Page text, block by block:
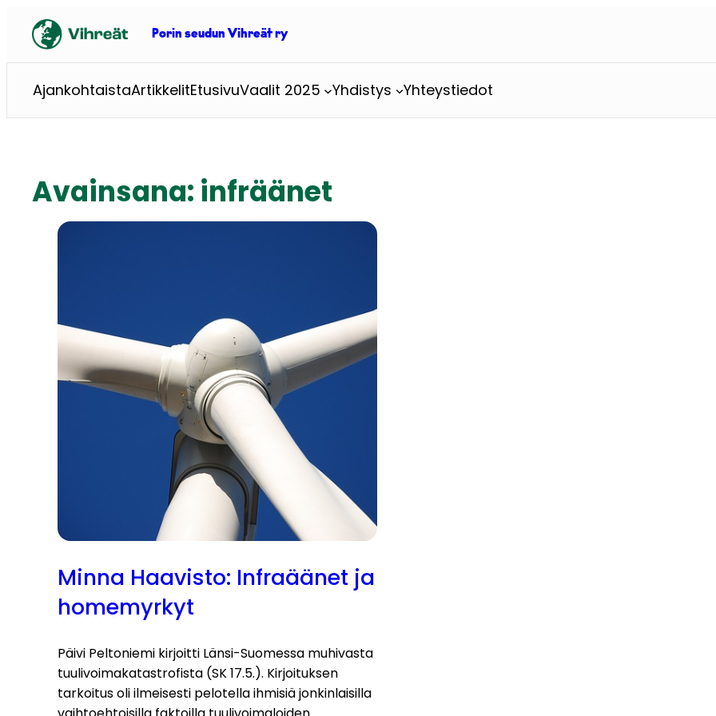
sisältöön
Porin seudun Vihreät ry
AjankohtaistaArtikkelitEtusivuVaalit 2025 Yhdistys Yhteystiedot
Avainsana: infräänet
Minna Haavisto: Infraäänet ja
homemyrkyt
Päivi Peltoniemi kirjoitti Länsi-Suomessa muhivasta
tuulivoimakatastrofista (SK 17.5.). Kirjoituksen
tarkoitus oli ilmeisesti pelotella ihmisiä jonkinlaisilla